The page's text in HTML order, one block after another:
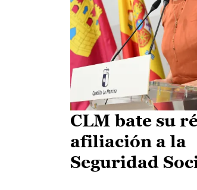
CLM bate su
afiliación a la
Seguridad